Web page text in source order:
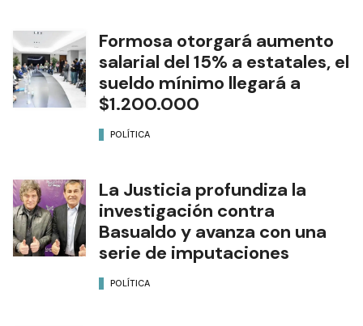
Formosa otorgará aumento
salarial del 15% a estatales, el
sueldo mínimo llegará a
$1.200.000
POLÍTICA
La Justicia profundiza la
investigación contra
Basualdo y avanza con una
serie de imputaciones
POLÍTICA